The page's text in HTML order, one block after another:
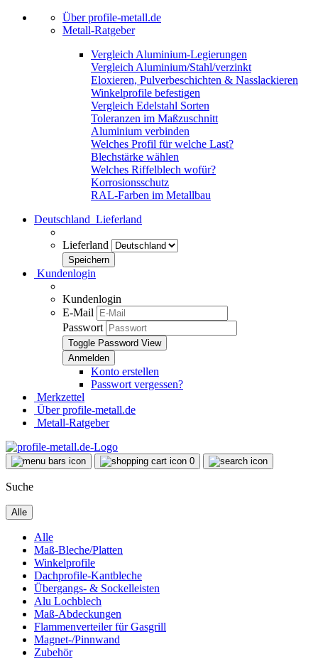
Über profile-metall.de
Metall-Ratgeber
Vergleich Aluminium-Legierungen
Vergleich Aluminium/Stahl/verzinkt
Eloxieren, Pulverbeschichten & Nasslackieren
Winkelprofile befestigen
Vergleich Edelstahl Sorten
Toleranzen im Maßzuschnitt
Aluminium verbinden
Welches Profil für welche Last?
Blechstärke wählen
Welches Riffelblech wofür?
Korrosionsschutz
RAL-Farben im Metallbau
Deutschland Lieferland
Lieferland
Kundenlogin
Kundenlogin
E-Mail
Passwort
Toggle Password View
Konto erstellen
Passwort vergessen?
Merkzettel
Über profile-metall.de
Metall-Ratgeber
0
Suche
Alle
Alle
Maß-Bleche/Platten
Winkelprofile
Dachprofile-Kantbleche
Übergangs- & Sockelleisten
Alu Lochblech
Maß-Abdeckungen
Flammenverteiler für Gasgrill
Magnet-/Pinnwand
Zubehör